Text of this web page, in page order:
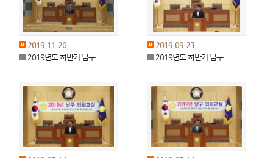
2019-11-20
2019년도 하반기 남구..
2019-09-23
2019년도 하반기 남구..